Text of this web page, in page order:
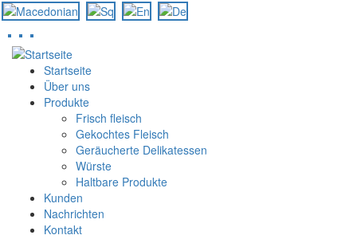
Direkt
Startseite
Über uns
Produkte
Frisch fleisch
Gekochtes Fleisch
Geräucherte Delikatessen
Würste
Haltbare Produkte
Kunden
Nachrichten
Kontakt